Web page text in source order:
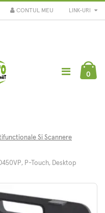
LINK-URI
CONTUL MEU
0
Si Scannere
P-Touch, Desktop